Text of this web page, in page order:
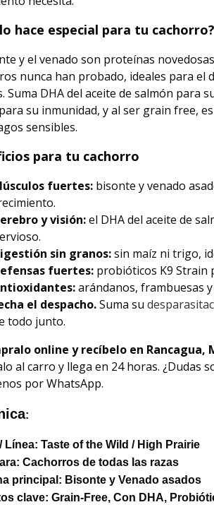
hace especial para tu cachorro?
y el venado son proteínas
nunca han probado, ideales para el
Suma DHA del aceite de salmón para
su inmunidad, y al ser grain free,
sensibles.
para tu cachorro
fuertes: bisonte y venado
y visión:el DHA del aceite de
sin granos:sin maíz ni trigo,
fuertes: probióticos K9 Strain
arándanos, frambuesas
el despacho.Suma su
todo junto.
online y recíbelo en Rancagua,
al carro y llega en 24 horas. ¿Dudas
por WhatsApp.
:
Línea: Taste of the Wild / High Prairie
Cachorros de todas las razas
principal: Bisonte y Venado asados
clave: Grain-Free, Con DHA,